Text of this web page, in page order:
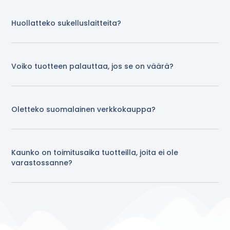
Huollatteko sukelluslaitteita?
Voiko tuotteen palauttaa, jos se on väärä?
Oletteko suomalainen verkkokauppa?
Kaunko on toimitusaika tuotteilla, joita ei ole
varastossanne?